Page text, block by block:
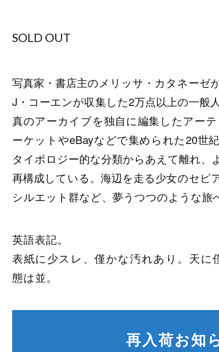
SOLD OUT
写真家・書店主のメリッサ・カタネーゼ
J・コーエンが収集した2万点以上の一般
真のアーカイブを独自に編集したアー
ーケットやeBayなどで集められた20世
タイポロジー的な分類からあえて離れ、
再構成している。海辺を走る少女のセピ
シルエット群など、夢うつつのような旅
英語表記。
表紙に少スレ、僅かな汚れあり。天に
態は並。
再入荷お知